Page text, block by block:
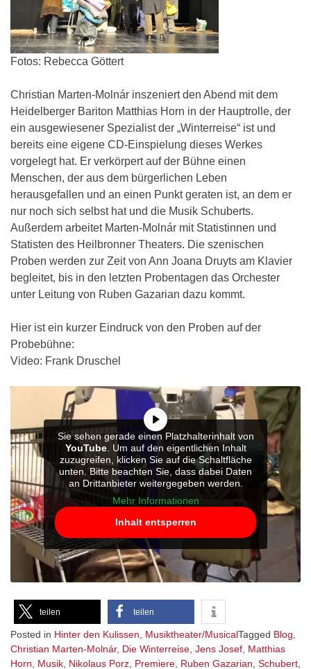
Fotos: Rebecca Göttert
Christian Marten-Molnár inszeniert den Abend mit dem
Heidelberger Bariton Matthias Horn in der Hauptrolle, der
ein ausgewiesener Spezialist der „Winterreise“ ist und
bereits eine eigene CD-Einspielung dieses Werkes
vorgelegt hat. Er verkörpert auf der Bühne einen
Menschen, der aus dem bürgerlichen Leben
herausgefallen und an einen Punkt geraten ist, an dem er
nur noch sich selbst hat und die Musik Schuberts.
Außerdem arbeitet Marten-Molnár mit Statistinnen und
Statisten des Heilbronner Theaters. Die szenischen
Proben werden zur Zeit von Ann Joana Druyts am Klavier
begleitet, bis in den letzten Probentagen das Orchester
unter Leitung von Ruben Gazarian dazu kommt.
Hier ist ein kurzer Eindruck von den Proben auf der
Probebühne:
Video: Frank Druschel
Sie sehen gerade einen Platzhalterinhalt von
YouTube. Um auf den eigentlichen Inhalt
zuzugreifen, klicken Sie auf die Schaltfläche
unten. Bitte beachten Sie, dass dabei Daten
an Drittanbieter weitergegeben werden.
Mehr Informationen
Inhalt entsperren
teilen teilen
Posted in Hinter den Kulissen, Musiktheater/MusicalTagged Blog,
Christian Marten-Molnár, Die Winterreise, Jens Josef, Matthias
Horn, Musik, Nikolaus Porz, Premiere, Ruben Gazarian, Schubert,